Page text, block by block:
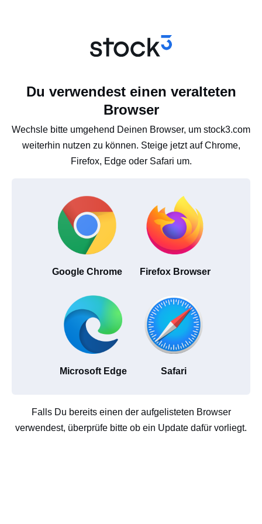
Du verwendest einen veralteten
Browser
Wechsle bitte umgehend Deinen Browser, um stock3.com
weiterhin nutzen zu können. Steige jetzt auf Chrome,
Firefox, Edge oder Safari um.
Google Chrome Firefox Browser
Microsoft Edge Safari
Falls Du bereits einen der aufgelisteten Browser
verwendest, überprüfe bitte ob ein Update dafür vorliegt.